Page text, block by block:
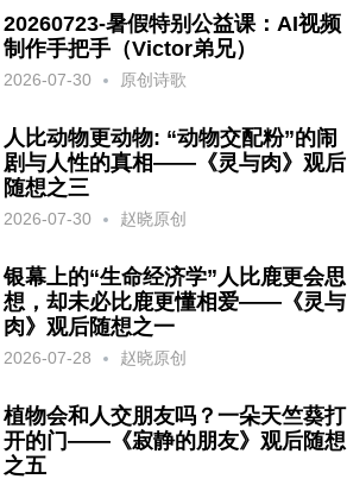
20260723-暑假特别公益课：AI视频
制作手把手（Victor弟兄）
2026-07-30 原创诗歌
人比动物更动物: “动物交配粉”的闹
剧与人性的真相——《灵与肉》观后
随想之三
2026-07-30 赵晓原创
银幕上的“生命经济学”人比鹿更会思
想，却未必比鹿更懂相爱——《灵与
肉》观后随想之一
2026-07-28 赵晓原创
植物会和人交朋友吗？一朵天竺葵打
开的门——《寂静的朋友》观后随想
之五